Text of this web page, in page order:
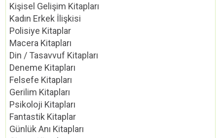
Kişisel Gelişim Kitapları
Kadın Erkek İlişkisi
Polisiye Kitaplar
Macera Kitapları
Din / Tasavvuf Kitapları
Deneme Kitapları
Felsefe Kitapları
Gerilim Kitapları
Psikoloji Kitapları
Fantastik Kitaplar
Günlük Anı Kitapları